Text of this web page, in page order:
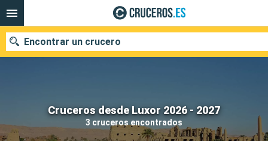
Cruceros desde Luxor 2026 - 2027
3 cruceros encontrados
Encontrar un crucero
Nuestros destinos
Fecha de salida